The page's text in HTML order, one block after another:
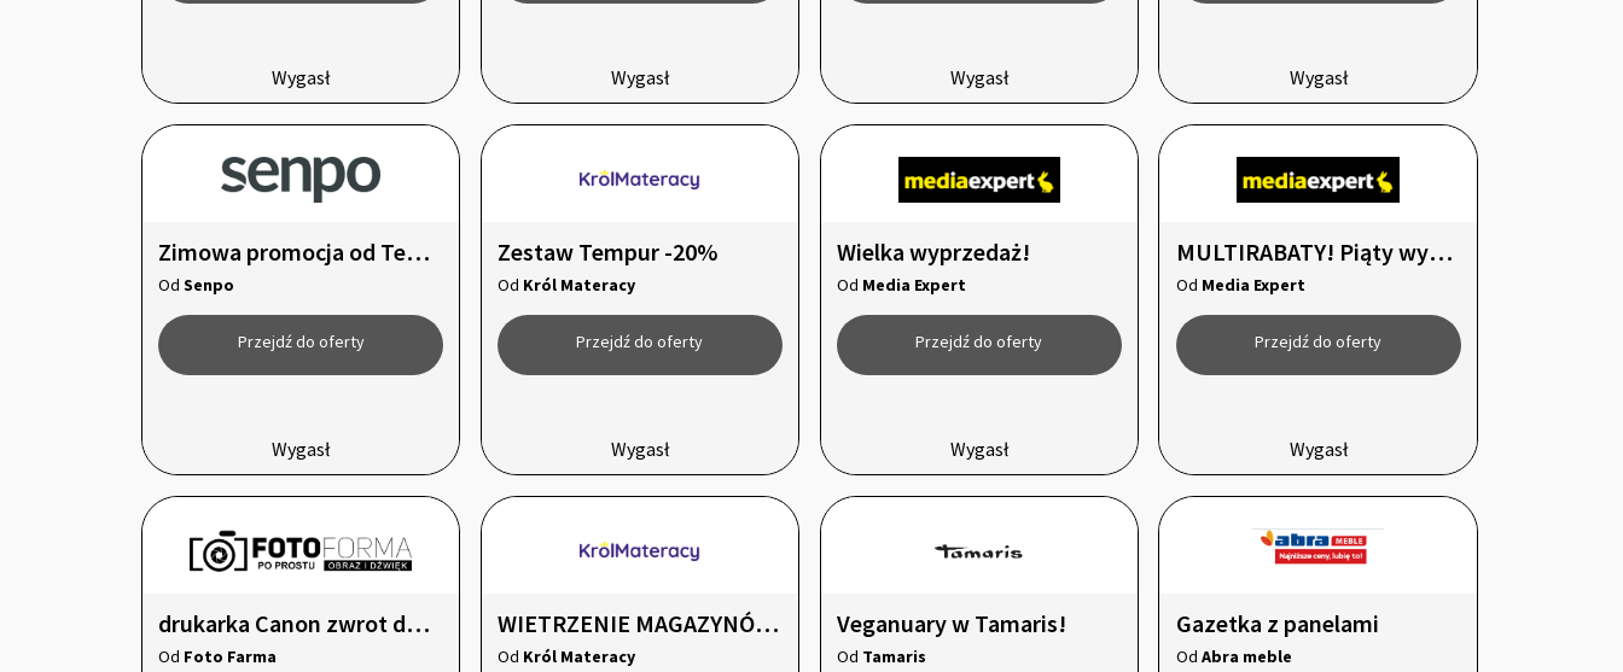
Wygasł Wygasł Wygasł Wygasł
Zimowa promocja od Tempur
OdSenpo
Przejdź do oferty
Wygasł
Zestaw Tempur -20%
Od Król Materacy
Przejdź do oferty
Wygasł
Wielka wyprzedaż!
Od Media Expert
Przejdź do oferty
Wygasł
MULTIRABATY! Piąty wybrany produ
Od Media Expert
Przejdź do oferty
Wygasł
drukarka Canon zwrot do 500zł
Od Foto Farma
WIETRZENIE MAGAZYNÓW MATERACE HI
Od Król Materacy
Veganuary w Tamaris!
Od Tamaris
Gazetka z panelami
Od Abra meble